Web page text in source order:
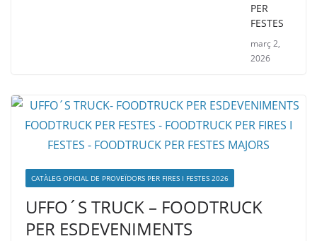
PER
FESTES
març 2,
2026
CATÀLEG OFICIAL DE PROVEÏDORS PER FIRES I FESTES 2026
UFFO´S TRUCK – FOODTRUCK
PER ESDEVENIMENTS